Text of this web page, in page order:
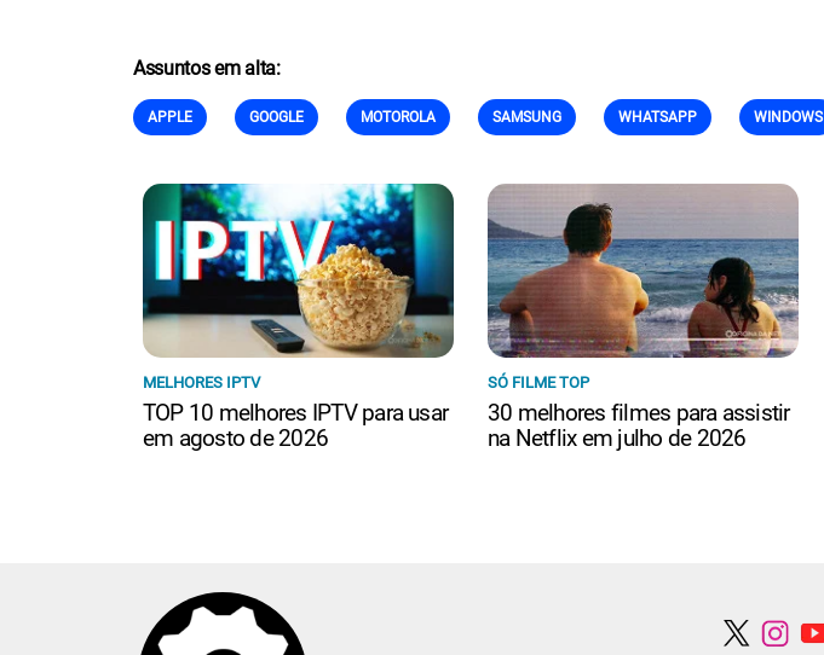
Assuntos em alta:
APPLE GOOGLE MOTOROLA SAMSUNG WHATSAPP WINDOWS
MELHORES IPTV
TOP 10 melhores IPTV para usar
em agosto de 2026
SÓ FILME TOP
30 melhores filmes para assistir
na Netflix em julho de 2026